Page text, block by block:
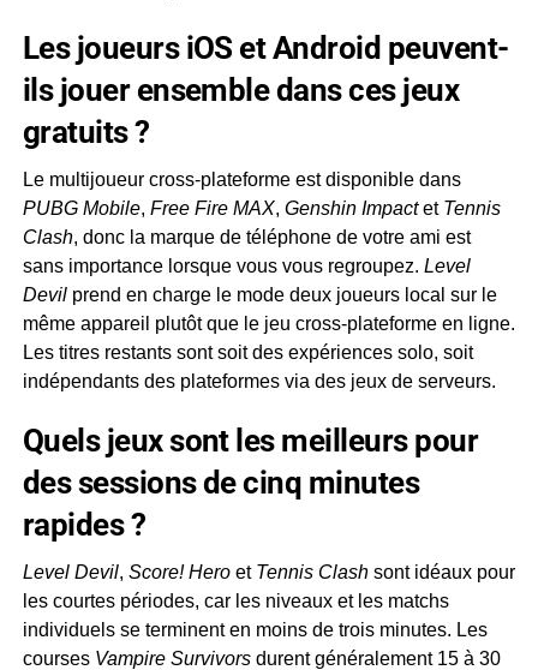
Les joueurs iOS et Android peuvent-
ils jouer ensemble dans ces jeux
gratuits ?
Le multijoueur cross-plateforme est disponible dans
PUBG Mobile, Free Fire MAX, Genshin Impactet Tennis
Clash, donc la marque de téléphone de votre ami est
sans importance lorsque vous vous regroupez. Level
Devilprend en charge le mode deux joueurs local sur le
même appareil plutôt que le jeu cross-plateforme en ligne.
Les titres restants sont soit des expériences solo, soit
indépendants des plateformes via des jeux de serveurs.
Quels jeux sont les meilleurs pour
des sessions de cinq minutes
rapides ?
Level Devil, Score! Heroet Tennis Clashsont idéaux pour
les courtes périodes, car les niveaux et les matchs
individuels se terminent en moins de trois minutes. Les
courses Vampire Survivorsdurent généralement 15 à 30